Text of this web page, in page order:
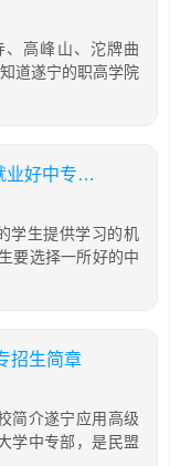
高峰山、沱牌曲
道遂宁的职高学院
「遂宁会计专业中专排行」遂宁会计就业好中专学校
学生提供学习的机
要选择一所好的中
招生简章
简介遂宁应用高级
学中专部，是民盟